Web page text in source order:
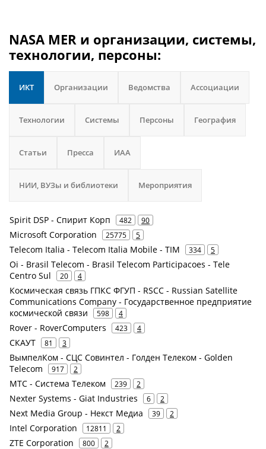
NASA MER и организации, системы,
технологии, персоны:
ИКТ Организации Ведомства Ассоциации
Технологии Системы Персоны География
Статьи Пресса ИАА
НИИ, ВУЗы и библиотеки Мероприятия
Spirit DSP - Спирит Корп 482 90
Microsoft Corporation 25775 5
Telecom Italia - Telecom Italia Mobile - TIM 334 5
Oi - Brasil Telecom - Brasil Telecom Participacoes - Tele
Centro Sul
20 4
Космическая связь ГПКС ФГУП - RSCC - Russian Satellite
Communications Company - Государственное предприятие
космической связи
598 4
Rover - RoverComputers 423 4
СКАУТ 81 3
ВымпелКом - СЦС Совинтел - Голден Телеком - Golden
Telecom
917 2
МТС - Система Телеком 239 2
Nexter Systems - Giat Industries 6 2
Next Media Group - Некст Медиа 39 2
Intel Corporation 12811 2
ZTE Corporation 800 2